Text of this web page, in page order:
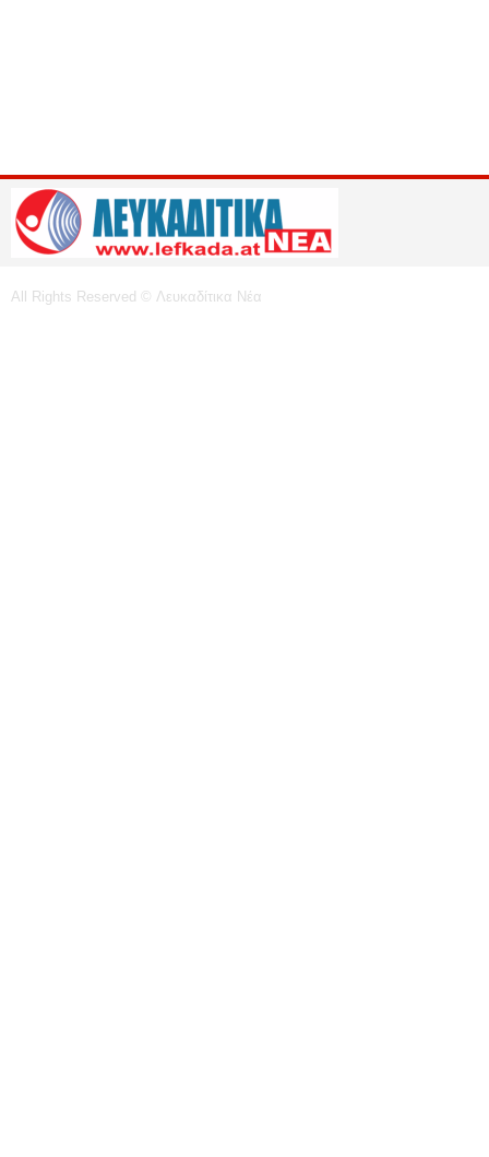
All Rights Reserved © Λευκαδίτικα Νέα